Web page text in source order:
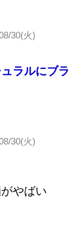
30(火)
ラルにブラ
30(火)
やばい